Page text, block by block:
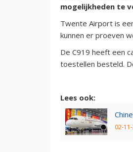
mogelijkheden te
Twente Airport is
kunnen er proeven
De C919 heeft een
toestellen besteld.
Lees ook:
02-